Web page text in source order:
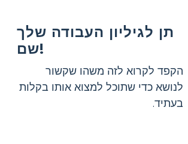
תן לגיליון העבודה שלך
שם!
הקפד לקרוא לזה משהו שקשור
לנושא כדי שתוכל למצוא אותו בקלות
בעתיד.